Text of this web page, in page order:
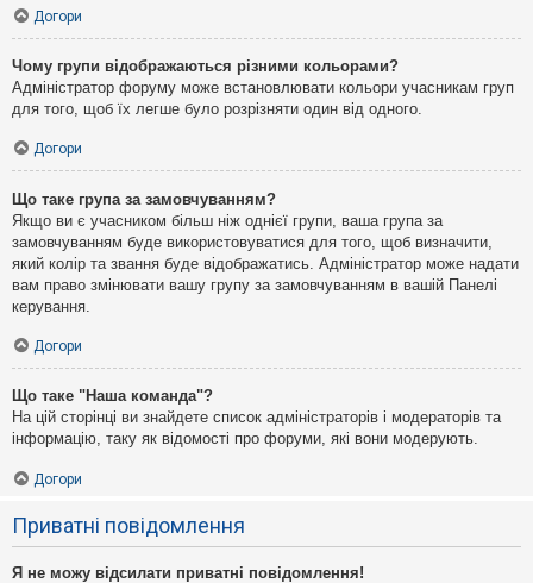
Догори
Чому групи відображаються різними кольорами?
Адміністратор форуму може встановлювати кольори учасникам груп
для того, щоб їх легше було розрізняти один від одного.
Догори
Що таке група за замовчуванням?
Якщо ви є учасником більш ніж однієї групи, ваша група за
замовчуванням буде використовуватися для того, щоб визначити,
який колір та звання буде відображатись. Адміністратор може надати
вам право змінювати вашу групу за замовчуванням в вашій Панелі
керування.
Догори
Що таке "Наша команда"?
На цій сторінці ви знайдете список адміністраторів і модераторів та
інформацію, таку як відомості про форуми, які вони модерують.
Догори
Приватні повідомлення
Я не можу відсилати приватні повідомлення!